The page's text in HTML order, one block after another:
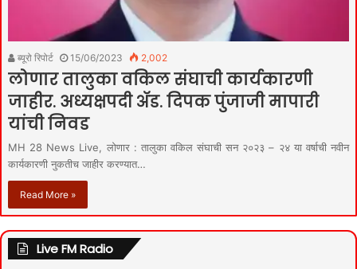
ब्यूरो रिपोर्ट 15/06/2023 2,002
लोणार तालुका वकिल संघाची कार्यकारणी
जाहीर. अध्यक्षपदी ॲड. दिपक पुंजाजी मापारी
यांची निवड
MH 28 News Live, लोणार : तालुका वकिल संघाची सन २०२३ – २४ या वर्षाची नवीन
कार्यकारणी नुकतीच जाहीर करण्यात…
Read More »
Live FM Radio